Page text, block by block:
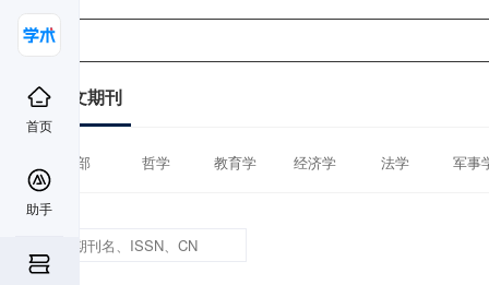
首页
助手
中文期刊
全部 哲学 教育学 经济学 法学 军事